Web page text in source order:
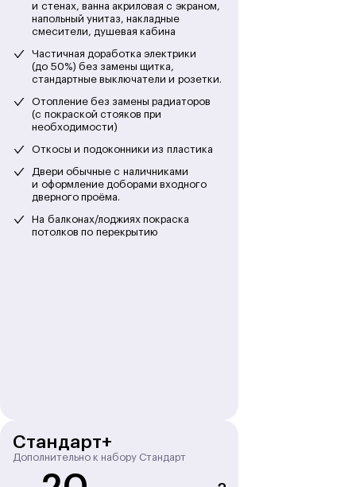
На балконах/лоджиях покраска
потолков по перекрытию
Двери обычные с наличниками
и оформление доборами входного
дверного проёма.
Откосы и подоконники из пластика
Отопление без замены радиаторов
(с покраской стояков при
необходимости)
Частичная доработка электрики
(до 50%) без замены щитка,
стандартные выключатели и розетки.
и стенах, ванна акриловая с экраном,
напольный унитаз, накладные
смесители, душевая кабина
Стандарт+
Дополнительно к набору Стандарт